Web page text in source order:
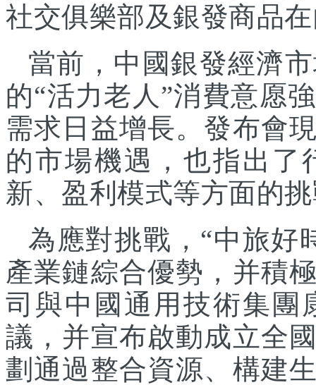
社交俱樂部及銀發商品
當前，中國銀發經濟
的“活力老人”消費意愿
需求日益增長。發布會
的市場機遇，也指出了
新、盈利模式等方面的
為應對挑戰，“中旅好
產業鏈綜合優勢，并積
司與中國通用技術集團
議，并宣布啟動成立全
劃通過整合資源、構建